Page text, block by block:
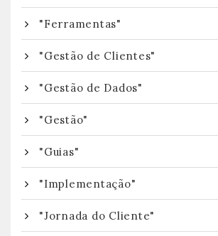
"Ferramentas"
"Gestão de Clientes"
"Gestão de Dados"
"Gestão"
"Guias"
"Implementação"
"Jornada do Cliente"